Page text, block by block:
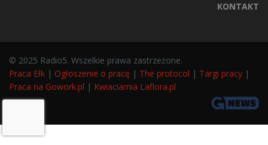
KONTAKT
© 2025 Radio5. Wszelkie prawa zastrzeżone.
Praca Ełk | Ogłoszenie o pracę | The protocol | Targi pracy |
Praca na Gowork.pl | Kwiaciarnia Laflora.pl